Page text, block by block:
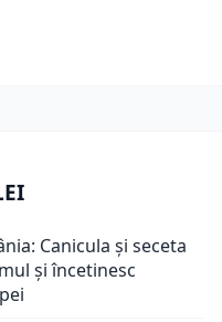
Canicula și seceta
și încetinesc